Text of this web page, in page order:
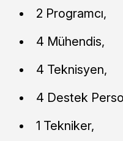
2 Programcı,
4 Mühendis,
4 Teknisyen,
4 Destek
1 Tekniker,